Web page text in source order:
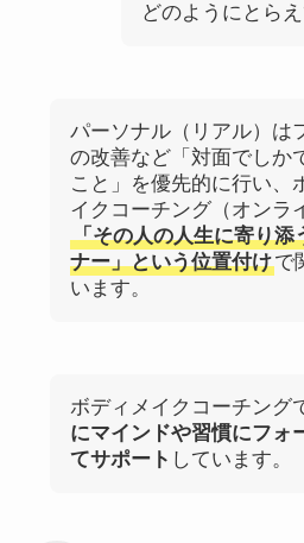
どのようにとら
パーソナル（リアル）は
の改善など「対面でしか
こと」を優先的に行い、
イクコーチング（オンラ
「その人の人生に寄り添
ナー」という位置付けで
います。
ボディメイクコーチング
にマインドや習慣にフォ
てサポート しています。